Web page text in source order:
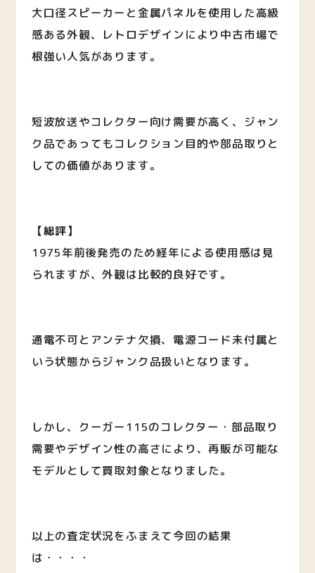
大口径スピーカーと金属パネルを使用した高級
感ある外観、レトロデザインにより中古市場で
根強い人気があります。
短波放送やコレクター向け需要が高く、ジャン
ク品であってもコレクション目的や部品取りと
しての価値があります。
【総評】
1975年前後発売のため経年による使用感は見
られますが、外観は比較的良好です。
通電不可とアンテナ欠損、電源コード未付属と
いう状態からジャンク品扱いとなります。
しかし、クーガー115のコレクター・部品取り
需要やデザイン性の高さにより、再販が可能な
モデルとして買取対象となりました。
以上の査定状況をふまえて今回の結果
は・・・・